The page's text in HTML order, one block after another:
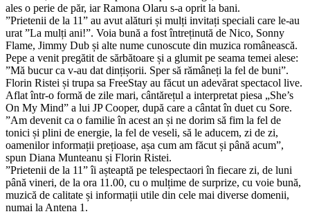
ales o perie de păr, iar Ramona Olaru s-a oprit la bani.
”Prietenii de la 11” au avut alături și mulți invitați speciali care le-au
urat ”La mulți ani!”. Voia bună a fost întreținută de Nico, Sonny
Flame, Jimmy Dub și alte nume cunoscute din muzica românească.
Pepe a venit pregătit de sărbătoare și a glumit pe seama temei alese:
”Mă bucur ca v-au dat dințișorii. Sper să rămâneți la fel de buni”.
Florin Ristei și trupa sa FreeStay au făcut un adevărat spectacol live.
Aflat într-o formă de zile mari, cântărețul a interpretat piesa „She’s
On My Mind” a lui JP Cooper, după care a cântat în duet cu Sore.
”Am devenit ca o familie în acest an și ne dorim să fim la fel de
tonici și plini de energie, la fel de veseli, să le aducem, zi de zi,
oamenilor informații prețioase, așa cum am făcut și până acum”,
spun Diana Munteanu și Florin Ristei.
”Prietenii de la 11” îi așteaptă pe telespectaori în fiecare zi, de luni
până vineri, de la ora 11.00, cu o mulțime de surprize, cu voie bună,
muzică de calitate și informații utile din cele mai diverse domenii,
numai la Antena 1.